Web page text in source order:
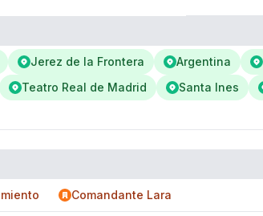
Jerez de la Frontera Argentina
Teatro Real de Madrid Santa Ines
Comandante Lara